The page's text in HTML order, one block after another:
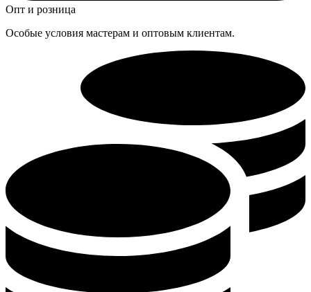
Опт и розница
Особые условия мастерам и оптовым клиентам.